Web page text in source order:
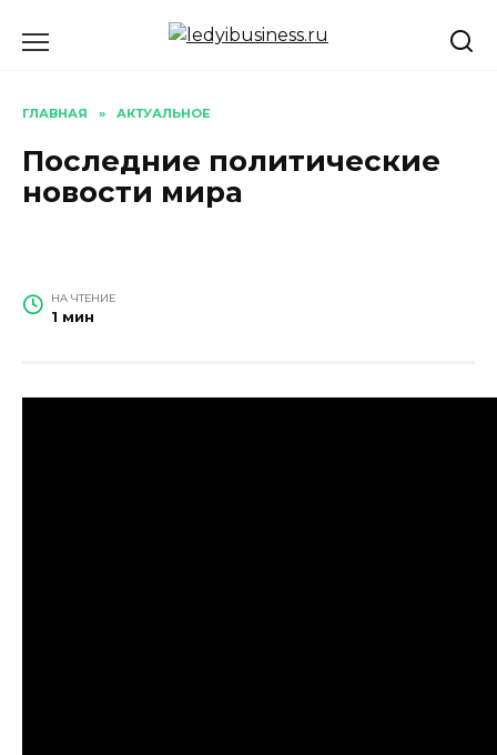
ГЛАВНАЯ » АКТУАЛЬНОЕ
Последние политические
новости мира
НА ЧТЕНИЕ
1 мин